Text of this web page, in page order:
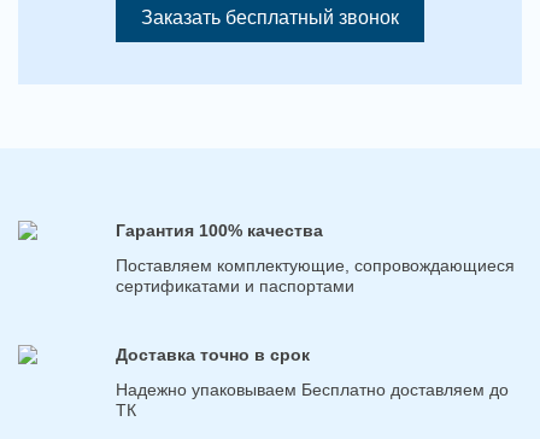
Заказать бесплатный звонок
Гарантия 100% качества
Поставляем комплектующие, сопровождающиеся
сертификатами и паспортами
Доставка точно в срок
Надежно упаковываем Бесплатно доставляем до
ТК